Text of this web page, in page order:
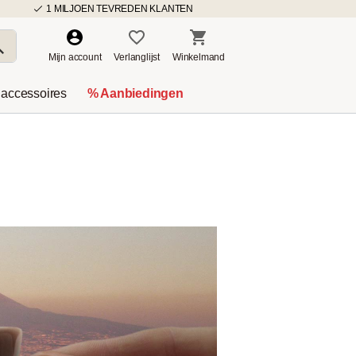
1 MILJOEN TEVREDEN KLANTEN
Mijn account Verlanglijst Winkelmand
% Aanbiedingen